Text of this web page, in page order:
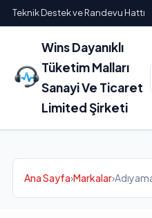
Teknik Destek ve Randevu Hattı
Wins Dayanıklı
Tüketim Malları
Sanayi Ve Ticaret
Limited Şirketi
Ana Sayfa›Markalar›